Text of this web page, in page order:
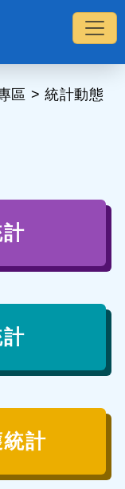
區 >統計動態
計